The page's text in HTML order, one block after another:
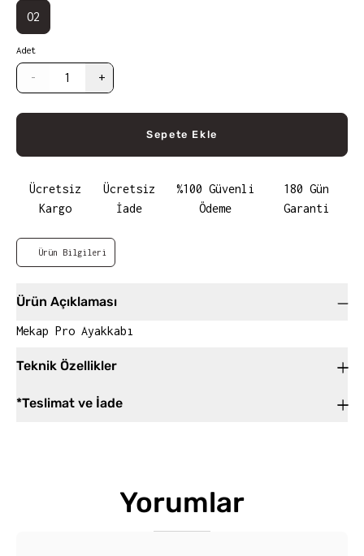
O2
Adet
- +
Sepete Ekle
Ücretsiz
Kargo
Ücretsiz
İade
%100 Güvenli
Ödeme
180 Gün
Garanti
Ürün Bilgileri
Ürün Açıklaması
Mekap Pro Ayakkabı
Teknik Özellikler
*Teslimat ve İade
Yorumlar